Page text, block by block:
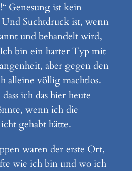
Genesung ist kein
Suchtdruck ist, wenn
und behandelt wird,
bin ein harter Typ mit
aber gegen den
alleine völlig machtlos.
ich das hier heute
wenn ich die
gehabt hätte.
waren der erste Ort,
wie ich bin und wo ich